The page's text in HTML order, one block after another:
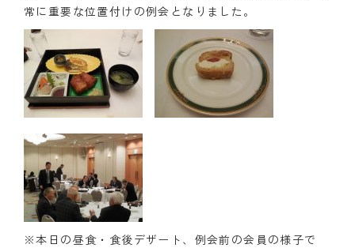
木曜会
組織図
クラブの歴史
歴代会長・幹事
記念誌
常に重要な位置付けの例会となりました。
※本日の昼食・食後デザート、例会前の会員の様子で